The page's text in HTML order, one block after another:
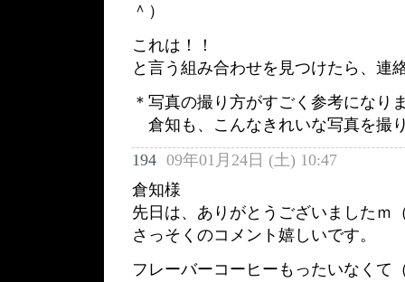
＾）
これは！！
と言う組み合わせを見つけたら、連
＊写真の撮り方がすごく参考になり
倉知も、こんなきれいな写真を撮
194 09年01月24日 (土) 10:47
倉知様
先日は、ありがとうございましたｍ
さっそくのコメント嬉しいです。
フレーバーコーヒーもったいなくて